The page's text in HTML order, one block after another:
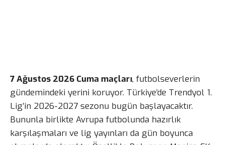
7 Ağustos 2026 Cuma maçları, futbolseverlerin
gündemindeki yerini koruyor. Türkiye’de Trendyol 1.
Lig’in 2026-2027 sezonu bugün başlayacaktır.
Bununla birlikte Avrupa futbolunda hazırlık
karşılaşmaları ve lig yayınları da gün boyunca